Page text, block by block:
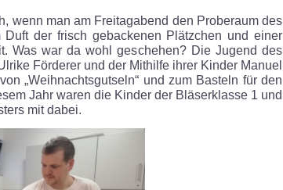
wenn man am Freitagabend den Proberaum des
der frisch gebackenen Plätzchen und einer
Was war da wohl geschehen? Die Jugend des
Förderer und der Mithilfe ihrer Kinder Manuel
„Weihnachtsgutseln“ und zum Basteln für den
Jahr waren die Kinder der Bläserklasse 1 und
mit dabei.